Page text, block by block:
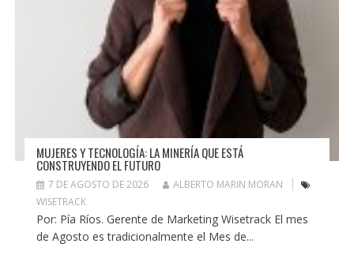
MUJERES Y TECNOLOGÍA: LA MINERÍA QUE ESTÁ
CONSTRUYENDO EL FUTURO
7 DE AGOSTO DE 2026
ALBERTO MARIN MORAN
WISETRACK
Por: Pía Ríos. Gerente de Marketing Wisetrack El mes
de Agosto es tradicionalmente el Mes de...